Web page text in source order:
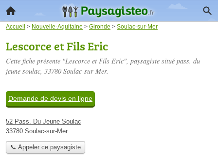
Accueil > Nouvelle-Aquitaine > Gironde > Soulac-sur-Mer
Lescorce et Fils Eric
Cette fiche présente "Lescorce et Fils Eric", paysagiste situé pass. du
jeune soulac, 33780 Soulac-sur-Mer.
Demande de devis en ligne
52 Pass. Du Jeune Soulac
33780 Soulac-sur-Mer
📞 Appeler ce paysagiste